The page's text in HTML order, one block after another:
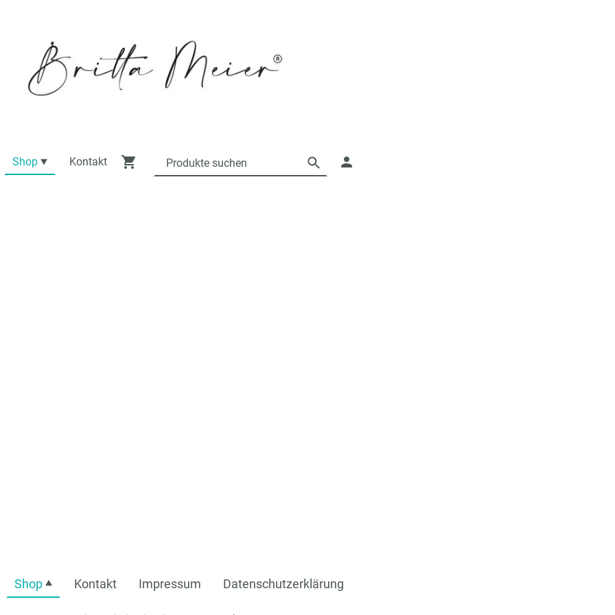
Shop Kontakt
Shop Kontakt Impressum Datenschutzerklärung